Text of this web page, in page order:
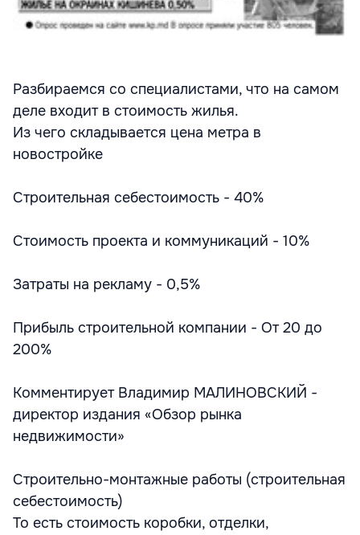
Разбираемся со специалистами, что на самом
деле входит в стоимость жилья.
Из чего складывается цена метра в
новостройке
Строительная себестоимость - 40%
Стоимость проекта и коммуникаций - 10%
Затраты на рекламу - 0,5%
Прибыль строительной компании - От 20 до
200%
Комментирует Владимир МАЛИНОВСКИЙ -
директор издания «Обзор рынка
недвижимости»
Строительно-монтажные работы (строительная
себестоимость)
То есть стоимость коробки, отделки,